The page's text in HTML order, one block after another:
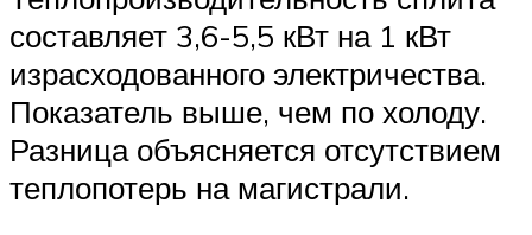
составляет 3,6-5,5 кВт на 1 кВт
израсходованного электричества.
Показатель выше, чем по холоду.
Разница объясняется отсутствием
теплопотерь на магистрали.